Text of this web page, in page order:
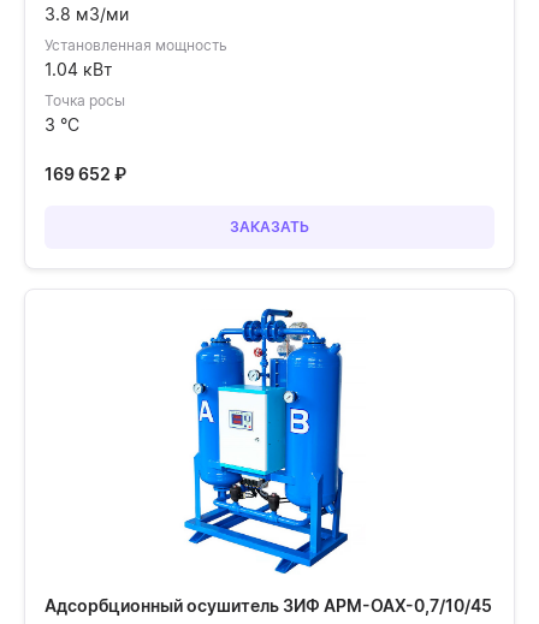
3.8 м3/ми
Установленная мощность
1.04 кВт
Точка росы
3 °C
169 652 ₽
ЗАКАЗАТЬ
Адсорбционный осушитель ЗИФ АРМ-ОАХ-0,7/10/45